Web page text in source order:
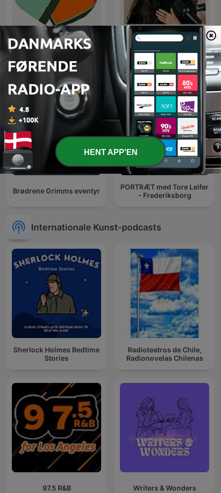
Sørine & Kærligheden
Fashion Neurosis with
Bella Freud
Brødrene Grimms eventyr
PORTRÆT med Tore Leifer
- Frederiksborg
Internationale Kunst-podcasts
Sherlock Holmes Bedtime
Stories
Radioteatros de Chile,
Radionovelas Chilenas
97.5 R&B Writers & Wonders
HENT APP'EN